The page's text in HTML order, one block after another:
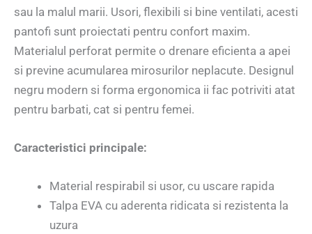
sau la malul marii. Usori, flexibili si bine ventilati, acesti
pantofi sunt proiectati pentru confort maxim.
Materialul perforat permite o drenare eficienta a apei
si previne acumularea mirosurilor neplacute. Designul
negru modern si forma ergonomica ii fac potriviti atat
pentru barbati, cat si pentru femei.
Caracteristici principale:
Material respirabil si usor, cu uscare rapida
Talpa EVA cu aderenta ridicata si rezistenta la
uzura